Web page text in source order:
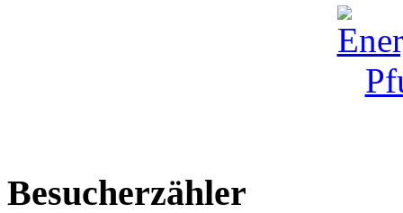
Besucherzähler